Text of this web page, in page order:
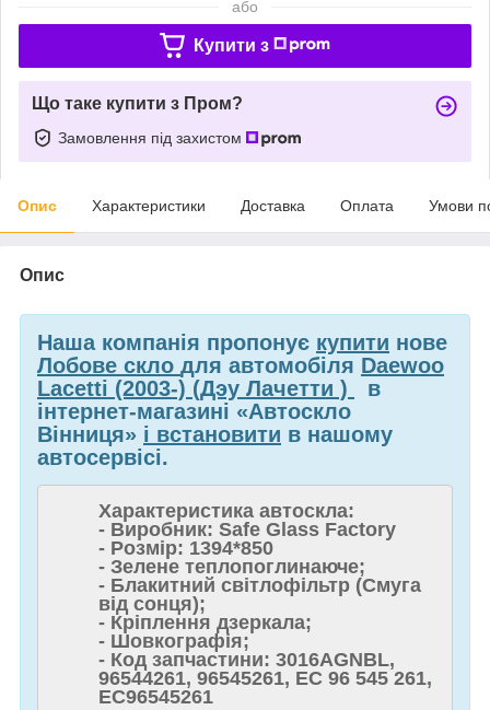
або
Купити з
Що таке купити з Пром?
Замовлення під захистом
Опис Характеристики Доставка Оплата Умови
Опис
Наша компанія пропонує купити нове
Лобове скло для автомобіля Daewoo
Lacetti (2003-) (Дэу Лачетти )
в
інтернет-магазині «Автоскло
Вінниця» і встановити в нашому
автосервісі.
Характеристика автоскла:
- Виробник: Safe Glass Factory
- Розмір: 1394*850
- Зелене теплопоглинаюче;
- Блакитний світлофільтр (Смуга
від сонця);
- Кріплення дзеркала;
- Шовкографія;
- Код запчастини: 3016AGNBL,
96544261, 96545261, EC 96 545 261,
EC96545261